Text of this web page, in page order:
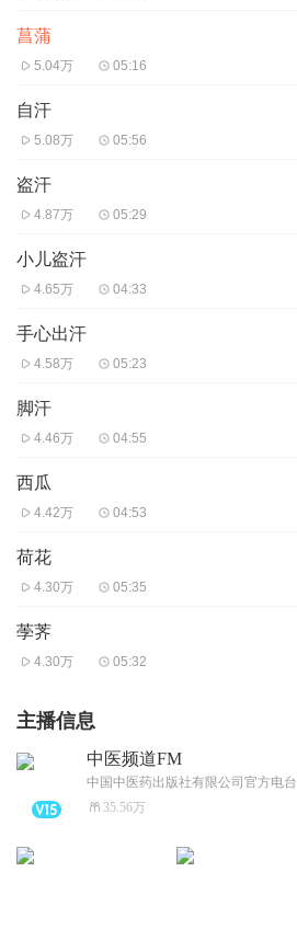
菖蒲
5.04万 05:16
自汗
5.08万 05:56
盗汗
4.87万 05:29
小儿盗汗
4.65万 04:33
手心出汗
4.58万 05:23
脚汗
4.46万 04:55
西瓜
4.42万 04:53
荷花
4.30万 05:35
荸荠
4.30万 05:32
主播信息
中医频道FM
中国中医药出版社有限公司官方电台
35.56万